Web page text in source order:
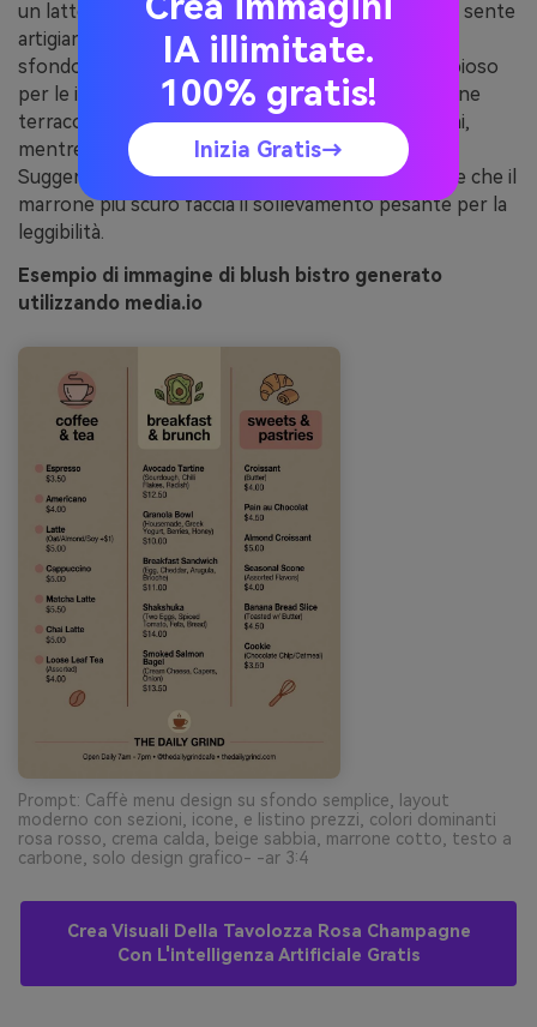
un latte rosa, questa tavolozza rosa champagne si sente
artigianale e accogliente. Inizia con la crema come
sfondo del menu, quindi usa il blush e il beige sabbioso
per le intestazioni e i divisori delle sezioni. Il marrone
terracotta è perfetto per i prezzi e le convocazioni,
mentre il carbone profondo ancora la gerarchia.
Suggerimento: mantenere il blush sottile e lasciare che il
marrone più scuro faccia il sollevamento pesante per la
leggibilità.
Esempio di immagine di blush bistro generato
utilizzando media.io
Prompt: Caffè menu design su sfondo semplice, layout
moderno con sezioni, icone, e listino prezzi, colori dominanti
rosa rosso, crema calda, beige sabbia, marrone cotto, testo a
carbone, solo design grafico- -ar 3:4
Crea Visuali Della Tavolozza Rosa Champagne
Con L'intelligenza Artificiale Gratis
IA illimitate.
100% gratis!
Inizia Gratis→